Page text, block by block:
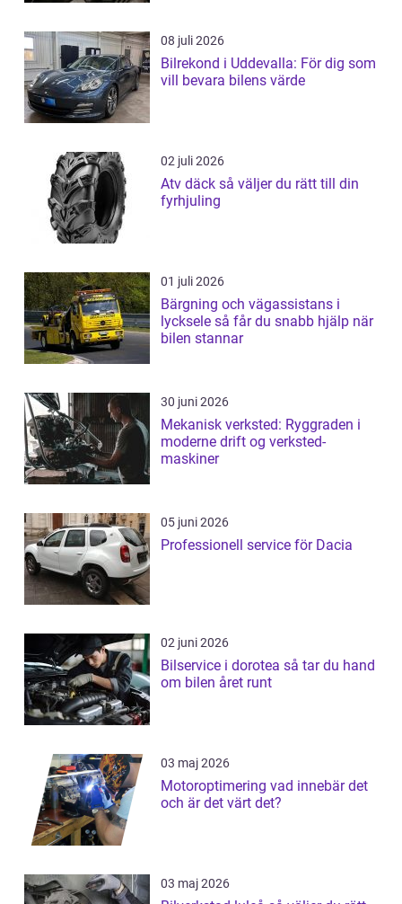
08 juli 2026
Bilrekond i Uddevalla: För dig som
vill bevara bilens värde
02 juli 2026
Atv däck så väljer du rätt till din
fyrhjuling
01 juli 2026
Bärgning och vägassistans i
lycksele så får du snabb hjälp när
bilen stannar
30 juni 2026
Mekanisk verksted: Ryggraden i
moderne drift og verksted-
maskiner
05 juni 2026
Professionell service för Dacia
02 juni 2026
Bilservice i dorotea så tar du hand
om bilen året runt
03 maj 2026
Motoroptimering vad innebär det
och är det värt det?
03 maj 2026